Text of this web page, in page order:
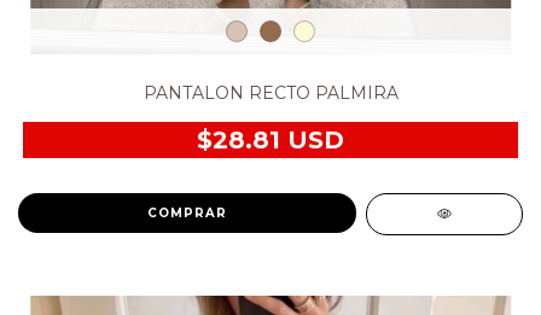
PANTALON RECTO PALMIRA
$28.81 USD
COMPRAR